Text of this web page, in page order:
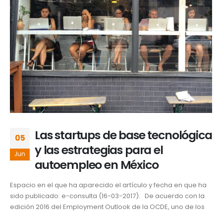
05
Jun
Las startups de base tecnológica
y las estrategias para el
autoempleo en México
Espacio en el que ha aparecido el artículo y fecha en que ha
sido publicado: e-consulta (16-03-2017). De acuerdo con la
edición 2016 del Employment Outlook de la OCDE, uno de los